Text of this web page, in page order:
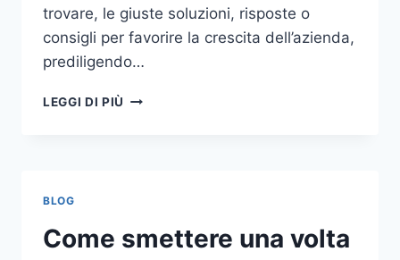
trovare, le giuste soluzioni, risposte o
consigli per favorire la crescita dell’azienda,
prediligendo…
LEGGI DI PIÙ IL
BLOG
Come smettere una volta